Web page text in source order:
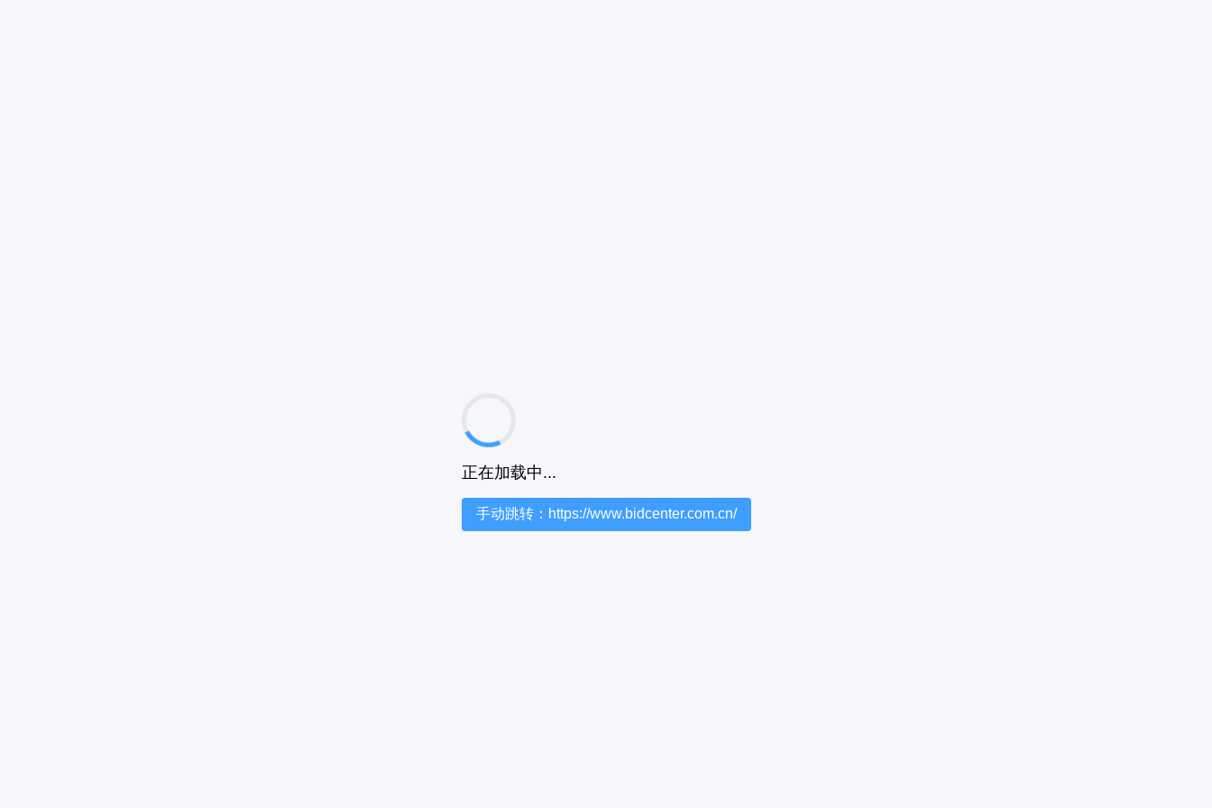
正在加载中...
手动跳转：https://www.bidcenter.com.cn/